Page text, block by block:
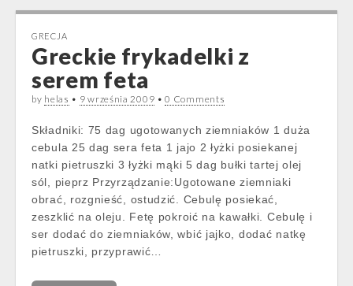
GRECJA
Greckie frykadelki z
serem feta
by helas • 9 września 2009 •0 Comments
Składniki: 75 dag ugotowanych ziemniaków 1 duża
cebula 25 dag sera feta 1 jajo 2 łyżki posiekanej
natki pietruszki 3 łyżki mąki 5 dag bułki tartej olej
sól, pieprz Przyrządzanie:Ugotowane ziemniaki
obrać, rozgnieść, ostudzić. Cebulę posiekać,
zeszklić na oleju. Fetę pokroić na kawałki. Cebulę i
ser dodać do ziemniaków, wbić jajko, dodać natkę
pietruszki, przyprawić…